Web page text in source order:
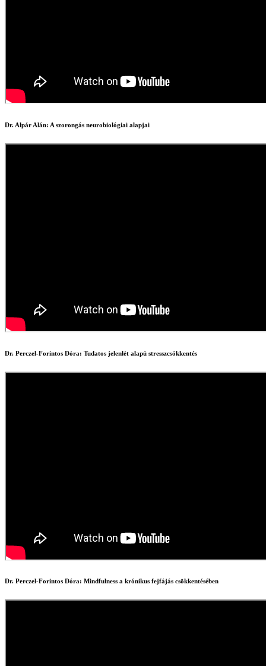
Dr. Alpár Alán: A szorongás neurobiológiai alapjai
Dr. Perczel-Forintos Dóra: Tudatos jelenlét alapú stresszcsökkentés
Dr. Perczel-Forintos Dóra: Mindfulness a krónikus fejfájás csökkentésében